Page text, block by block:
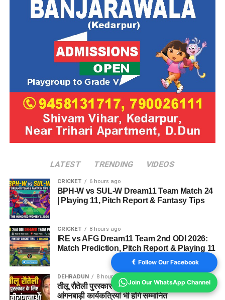
LATEST TRENDING VIDEOS
CRICKET 6 hours ago
BPH-W vs SUL-W Dream11 Team Match 24
| Playing 11, Pitch Report & Fantasy Tips
CRICKET 8 hours ago
IRE vs AFG Dream11 Team 2nd ODI 2026:
Match Prediction, Pitch Report & Playing 11
DEHRADUN 8 hours ago
तीलू रौतेली पुरस्कार के लिए 13 वीरांगनाओं का चयन, 35
आंगनबाड़ी कार्यकत्रियां भी होंगे सम्मानित
Follow Our Facebook
Join Our WhatsApp Channel